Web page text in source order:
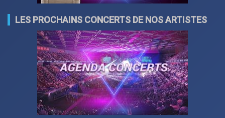
LES PROCHAINS CONCERTS DE NOS ARTISTES